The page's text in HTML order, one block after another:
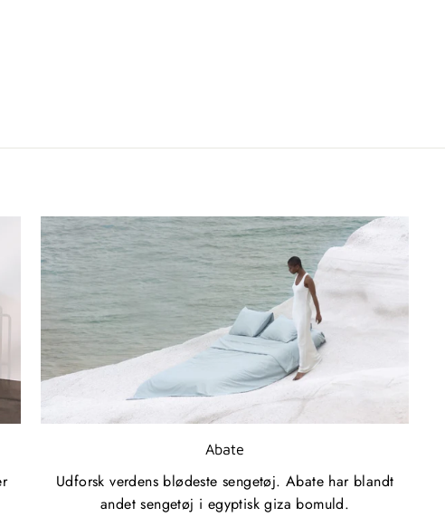
Abate
Udforsk verdens blødeste sengetøj. Abate har blandt
andet sengetøj i egyptisk giza bomuld.